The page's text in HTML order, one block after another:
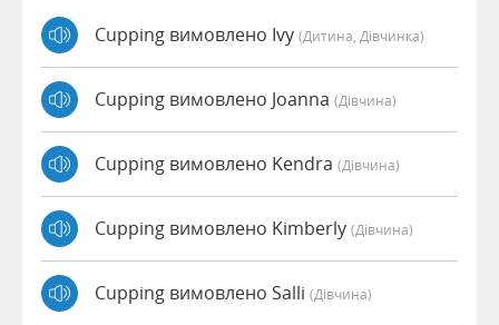
Cupping вимовлено Ivy (дитина, Дівчинка)
Cupping вимовлено Joanna (дівчина)
Cupping вимовлено Kendra (дівчина)
Cupping вимовлено Kimberly (дівчина)
Cupping вимовлено Salli (дівчина)